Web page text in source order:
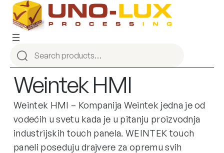
Weintek HMI
Weintek HMI – Kompanija Weintek jedna je od
vodećih u svetu kada je u pitanju proizvodnja
industrijskih touch panela. WEINTEK touch
paneli poseduju drajvere za opremu svih